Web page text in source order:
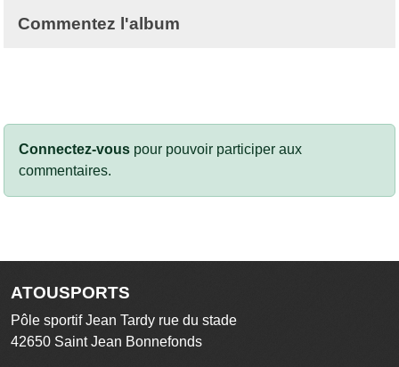
Commentez l'album
Connectez-vous pour pouvoir participer aux
commentaires.
ATOUSPORTS
Pôle sportif Jean Tardy rue du stade
42650 Saint Jean Bonnefonds